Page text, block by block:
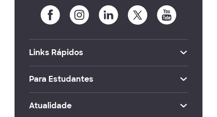
Links Rápidos
Para Estudantes
Atualidade